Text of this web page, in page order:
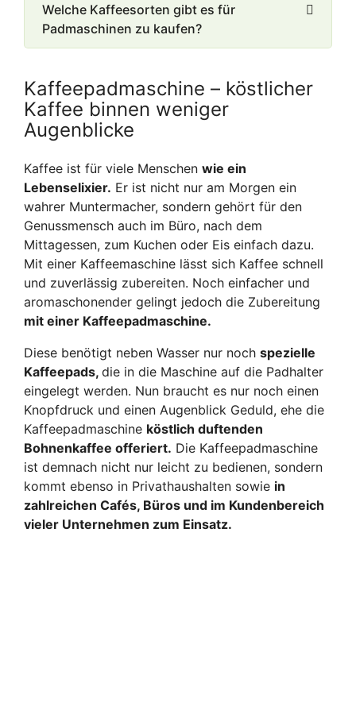
Welche Kaffeesorten gibt es für
Padmaschinen zu kaufen?
Kaffeepadmaschine – köstlicher
Kaffee binnen weniger
Augenblicke
Kaffee ist für viele Menschen wie ein
Lebenselixier. Er ist nicht nur am Morgen ein
wahrer Muntermacher, sondern gehört für den
Genussmensch auch im Büro, nach dem
Mittagessen, zum Kuchen oder Eis einfach dazu.
Mit einer Kaffeemaschine lässt sich Kaffee schnell
und zuverlässig zubereiten. Noch einfacher und
aromaschonender gelingt jedoch die Zubereitung
mit einer Kaffeepadmaschine.
Diese benötigt neben Wasser nur noch spezielle
Kaffeepads, die in die Maschine auf die Padhalter
eingelegt werden. Nun braucht es nur noch einen
Knopfdruck und einen Augenblick Geduld, ehe die
Kaffeepadmaschine köstlich duftenden
Bohnenkaffee offeriert. Die Kaffeepadmaschine
ist demnach nicht nur leicht zu bedienen, sondern
kommt ebenso in Privathaushalten sowie in
zahlreichen Cafés, Büros und im Kundenbereich
vieler Unternehmen zum Einsatz.